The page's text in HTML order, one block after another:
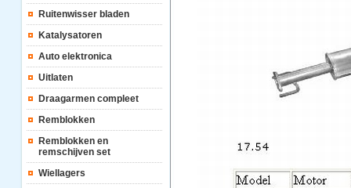
Ruitenwisser bladen
Katalysatoren
Auto elektronica
Uitlaten
Draagarmen compleet
Remblokken
Remblokken en
remschijven set
Wiellagers